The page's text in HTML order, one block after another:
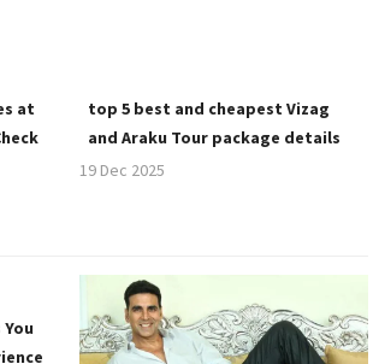
at
top 5 best and cheapest Vizag
and Araku Tour package details
19 Dec 2025